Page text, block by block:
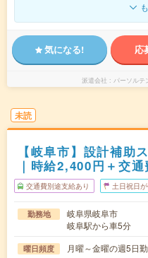
気になる! 応
派遣会社 パーソル
未読
【岐阜市】設計補助
｜時給2,400円＋交
交通費別途支給あり 土日祝日
勤務地
岐阜県岐阜市
岐阜駅から車5分
曜日頻度 月曜～金曜の週5日